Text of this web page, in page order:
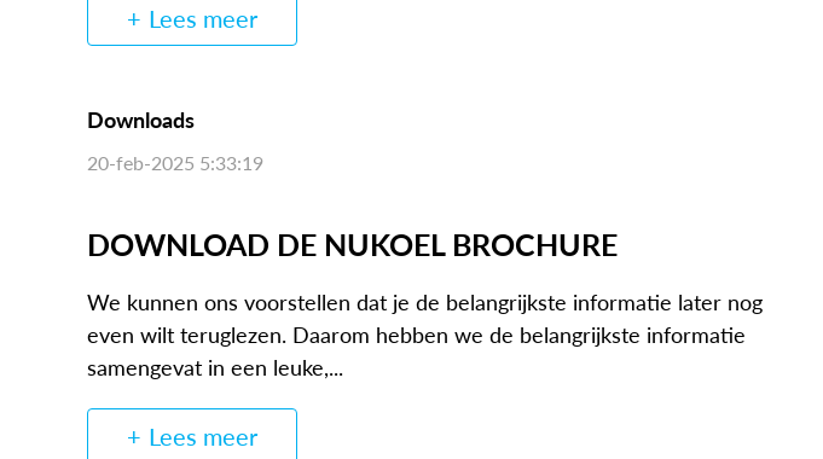
Lees meer
Downloads
20-feb-2025 5:33:19
DOWNLOAD DE NUKOEL BROCHURE
We kunnen ons voorstellen dat je de belangrijkste informatie later nog
even wilt teruglezen. Daarom hebben we de belangrijkste informatie
samengevat in een leuke,...
Lees meer